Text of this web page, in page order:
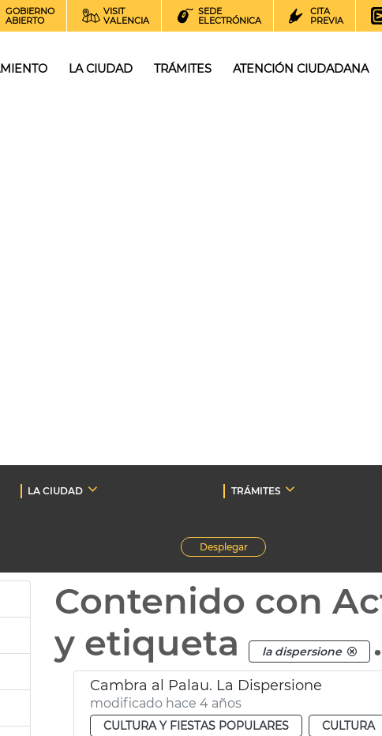
GOBIERNO
ABIERTO
VISIT
VALENCIA
SEDE
ELECTRÓNICA
CITA
PREVIA
LA CIUDAD TRÁMITES ATENCIÓN CIUDADANA
LA CIUDAD TRÁMITES
Desplegar
Contenido con
y etiqueta la dispersione .
Cambra al Palau. La Dispersione
modificado hace 4 años
CULTURA Y FIESTAS POPULARES CULTURA